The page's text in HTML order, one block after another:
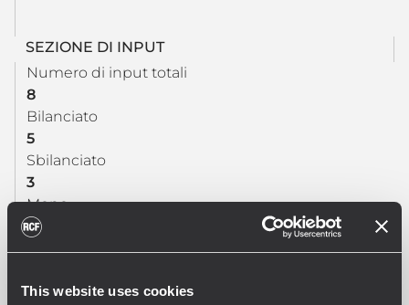
This website uses cookies
SEZIONE DI INPUT
Numero di input totali
8
Bilanciato
5
Sbilanciato
3
Mono
8
Ingressi Line
Connessioni di linea